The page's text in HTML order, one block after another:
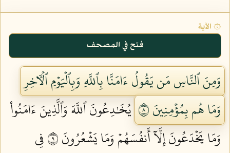
۞ الآية
فتح في المصحف
وَمِنَ ٱلنَّاسِ مَن يَقُولُ ءَامَنَّا بِٱللَّهِ وَبِٱلۡيَوۡمِ ٱلۡأٓخِرِ
وَمَا هُم بِمُؤۡمِنِينَ ٨
يُخَٰدِعُونَ ٱللَّهَ وَٱلَّذِينَ ءَامَنُواْ
وَمَا يَخۡدَعُونَ إِلَّآ أَنفُسَهُمۡ وَمَا يَشۡعُرُونَ ٩
فِي